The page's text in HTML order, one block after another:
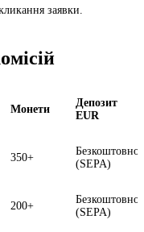
заявки.
Монети
Депозит
EUR
350+
Безкоштовно
(SEPA)
200+
Безкоштовно
(SEPA)